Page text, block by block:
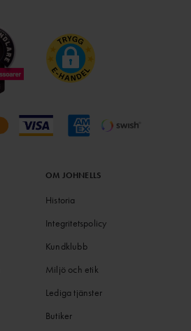
OM JOHNELLS
Historia
Integritetspolicy
Kundklubb
Miljö och etik
Lediga tjänster
Butiker